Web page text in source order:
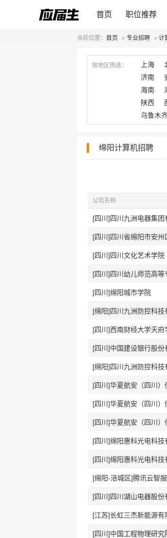
首页 职位推荐
当前位置： 首页 » 专业招聘 » 计
按地区筛选： 上海
济南
海南
陕西
乌鲁木
绵阳计算机招聘
公司名称
[四川]四川九洲电器集团
[四川]四川省绵阳市安州
[四川]四川文化艺术学院
[四川]四川幼儿师范高等
[四川]绵阳城市学院
[绵阳]四川九洲防控科技
[四川]西南财经大学天府
[四川]中国建设银行股份
[绵阳]四川九洲防控科技
[四川]绵阳惠科光电科技
[四川]绵阳惠科光电科技
[绵阳-涪城区]腾讯云智
[四川]四川湖山电器股份
[江苏]长虹三杰新能源有
[四川]中国工程物理研